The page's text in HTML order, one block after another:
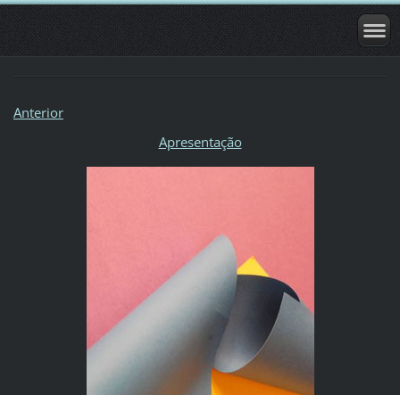
Anterior
Apresentação